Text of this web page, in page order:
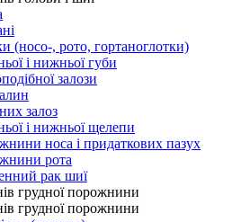
(носо-, рото, гортаноглотки)
і нижньої губи
залози
залоз
і нижньої щелепи
носа і придаткових пазух
рота
рак шиї
грудної порожнини
грудної порожнини